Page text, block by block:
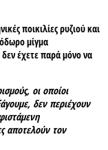
ποικιλίες ρυζιού και
μίγμα
έχετε παρά μόνο να
οι οποίοι
δεν περιέχουν
αποτελούν τον